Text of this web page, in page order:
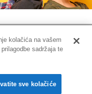
kolačića na vašem
sadržaja te
sve kolačiće